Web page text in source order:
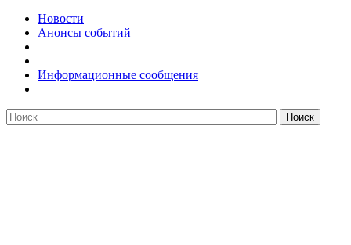
Новости
Анонсы событий
Информационные сообщения